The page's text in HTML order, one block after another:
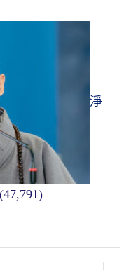
淨
(47,791)